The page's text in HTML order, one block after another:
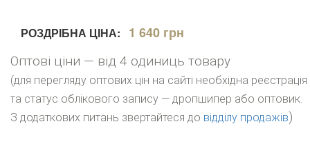
РОЗДРІБНА ЦІНА: 1 640 грн
Оптові ціни — від 4 одиниць товару
(для перегляду оптових цін на сайті необхідна реєстрація
та статус облікового запису — дропшипер або оптовик.
З додаткових питань звертайтеся до відділу продажів)